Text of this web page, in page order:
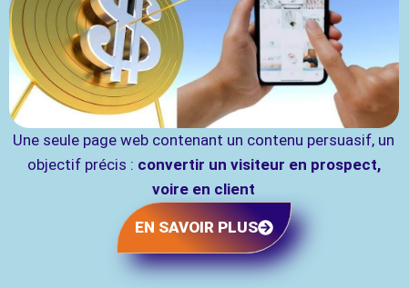
Une seule page web contenant un contenu persuasif, un
objectif précis : convertir un visiteur en prospect,
voire en client
EN SAVOIR PLUS